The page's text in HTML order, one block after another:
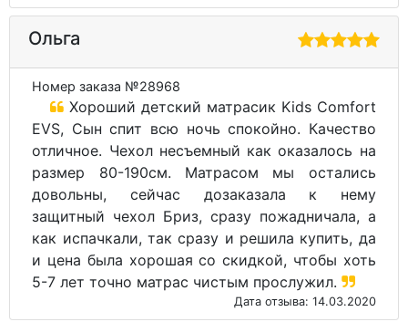
Доставили все в одной машине и подняли.
Рекомендую!)
Дата отзыва: 11.09.2018
Ольга
Номер заказа №28968
Хороший детский матрасик Kids Comfort
EVS, Сын спит всю ночь спокойно. Качество
отличное. Чехол несъемный как оказалось на
размер 80-190см. Матрасом мы остались
довольны, сейчас дозаказала к нему
защитный чехол Бриз, сразу пожадничала, а
как испачкали, так сразу и решила купить, да